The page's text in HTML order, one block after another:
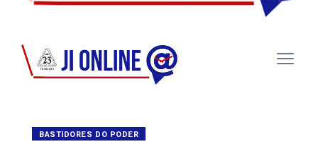
BASTIDORES DO PODER